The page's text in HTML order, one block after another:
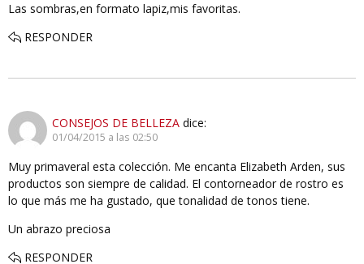
Las sombras,en formato lapiz,mis favoritas.
RESPONDER
CONSEJOS DE BELLEZA dice:
01/04/2015 a las 02:50
Muy primaveral esta colección. Me encanta Elizabeth Arden, sus
productos son siempre de calidad. El contorneador de rostro es
lo que más me ha gustado, que tonalidad de tonos tiene.
Un abrazo preciosa
RESPONDER